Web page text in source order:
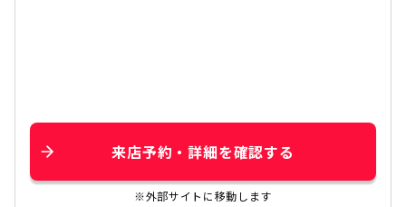
来店予約・詳細を確認する
※外部サイトに移動します